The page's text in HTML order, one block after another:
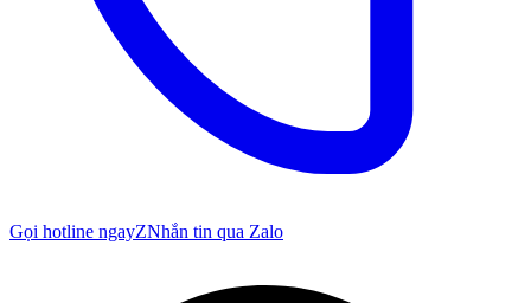
Gọi hotline ngayZNhắn tin qua Zalo